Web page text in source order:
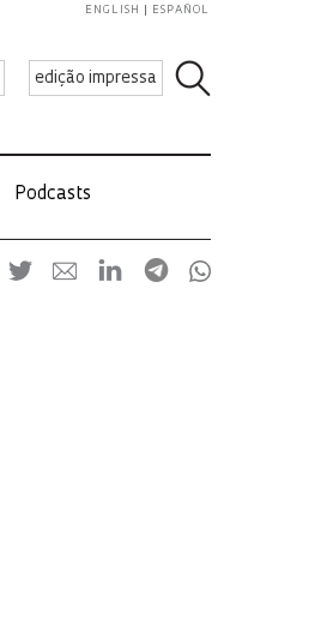
edição impressa
ENGLISH ESPAÑOL
Podcasts